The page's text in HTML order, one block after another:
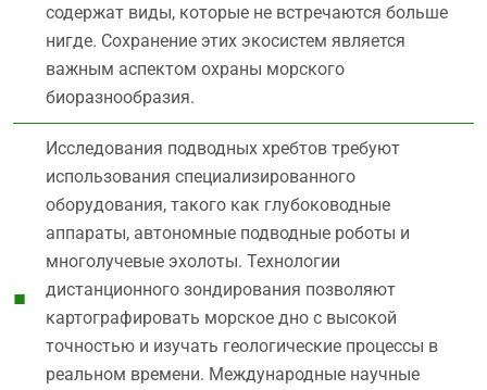
содержат виды, которые не встречаются больше
нигде. Сохранение этих экосистем является
важным аспектом охраны морского
биоразнообразия.
Исследования подводных хребтов требуют
использования специализированного
оборудования, такого как глубоководные
аппараты, автономные подводные роботы и
многолучевые эхолоты. Технологии
дистанционного зондирования позволяют
картографировать морское дно с высокой
точностью и изучать геологические процессы в
реальном времени. Международные научные